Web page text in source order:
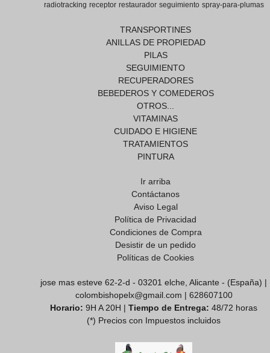
radiotracking receptor restaurador seguimiento spray-para-plumas
TRANSPORTINES
ANILLAS DE PROPIEDAD
PILAS
SEGUIMIENTO
RECUPERADORES
BEBEDEROS Y COMEDEROS
OTROS...
VITAMINAS
CUIDADO E HIGIENE
TRATAMIENTOS
PINTURA
Ir arriba
Contáctanos
Aviso Legal
Política de Privacidad
Condiciones de Compra
Desistir de un pedido
Políticas de Cookies
jose mas esteve 62-2-d - 03201 elche, Alicante - (España) |
colombishopelx@gmail.com | 628607100
Horario: 9H A 20H | Tiempo de Entrega: 48/72 horas
(*) Precios con Impuestos incluidos